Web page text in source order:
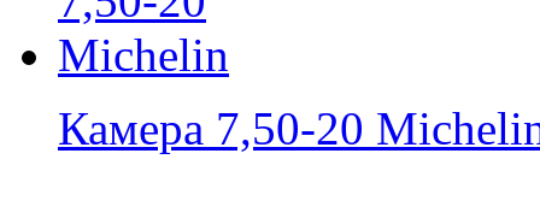
Камера 7,50-20